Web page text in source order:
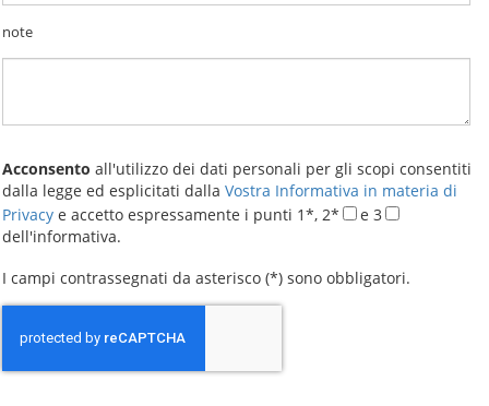
note
Acconsento all'utilizzo dei dati personali per gli scopi consentiti
dalla legge ed esplicitati dalla Vostra Informativa in materia di
Privacy e accetto espressamente i punti 1*, 2*
e 3
dell'informativa.
I campi contrassegnati da asterisco (*) sono obbligatori.